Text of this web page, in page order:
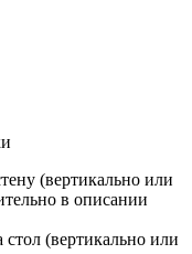
(вертикально или
в описании
(вертикально или